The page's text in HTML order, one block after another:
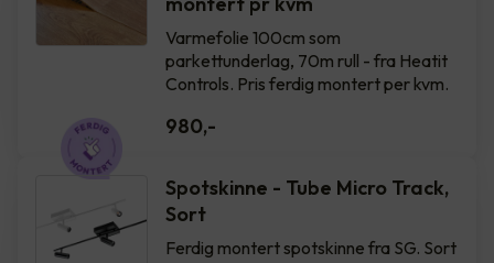
Varmefolie 100cm som
parkettunderlag, 70m rull - fra Heatit
Controls. Pris ferdig montert per kvm.
980,-
Spotskinne - Tube Micro Track,
Sort
Ferdig montert spotskinne fra SG. Sort